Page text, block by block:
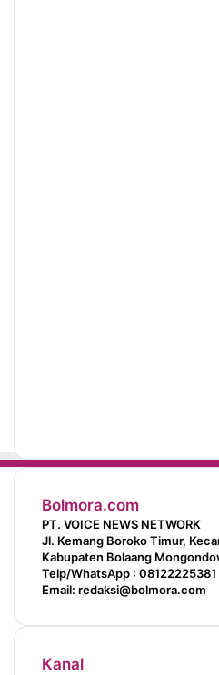
Bolmora.com
PT. VOICE NEWS NETWORK
Jl. Kemang Boroko Timur,
Kabupaten Bolaang
Telp/WhatsApp : 08122225381
Email: redaksi@bolmora.com
Kanal